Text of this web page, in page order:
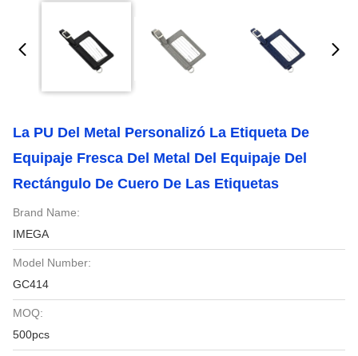
La PU Del Metal Personalizó La Etiqueta De
Equipaje Fresca Del Metal Del Equipaje Del
Rectángulo De Cuero De Las Etiquetas
Brand Name:
IMEGA
Model Number:
GC414
MOQ:
500pcs